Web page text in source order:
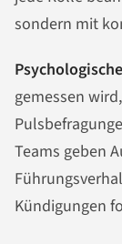
sondern mit
gemessen
Teams geben
Kündigungen